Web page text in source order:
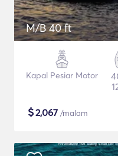
M/B 40 ft
Kapal Pesiar Motor
$2,067 /malam